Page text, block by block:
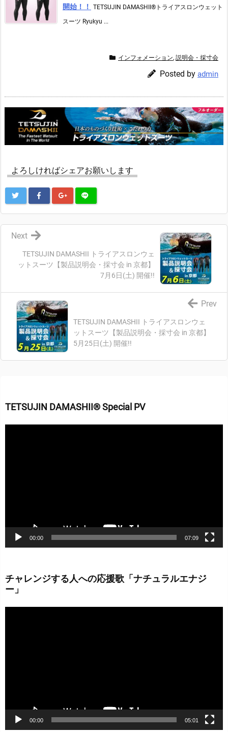
開始！！
TETSUJIN DAMASHII®︎トライアスロンウェット
スーツ Ryukyu ...
インフォメーション, 説明会・採寸会
Posted by admin
よろしければシェアお願いします
TETSUJIN DAMASHII トライアスロンウェ
ットスーツ【製品説明会・採寸会 in 京都】
7月6日(土) 開催!!
Next
TETSUJIN DAMASHII トライアスロンウェ
ットスーツ【製品説明会・採寸会 in 京都】
5月25日(土) 開催!!
Prev
TETSUJIN DAMASHII® Special PV
00:00 07:09
チャレンジする人への応援歌「ナチュラルエナジ
ー」
00:00 05:01